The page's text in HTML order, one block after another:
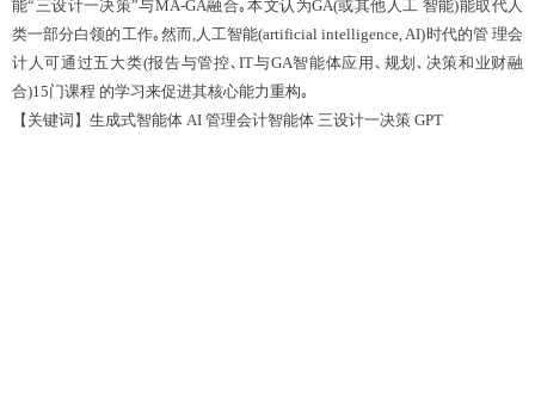
能“三设计一决策”与MA-GA融合｡本文认为GA(或其他人工 智能)能取代人
类一部分白领的工作｡然而,人工智能(artificial intelligence, AI)时代的管 理会
计人可通过五大类(报告与管控､IT与GA智能体应用､规划､决策和业财融
合)15门课程 的学习来促进其核心能力重构｡
【关键词】生成式智能体 AI 管理会计智能体 三设计一决策 GPT